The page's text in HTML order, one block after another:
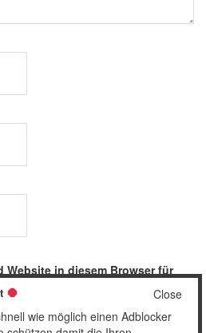
Website in diesem Browser für
speichern.
Close
wie möglich einen Adblocker